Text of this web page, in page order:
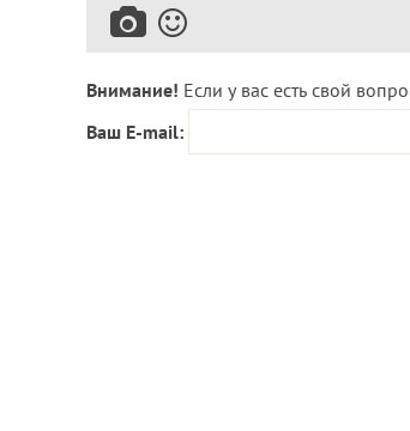
Внимание! Если у вас есть свой
Ваш E-mail: